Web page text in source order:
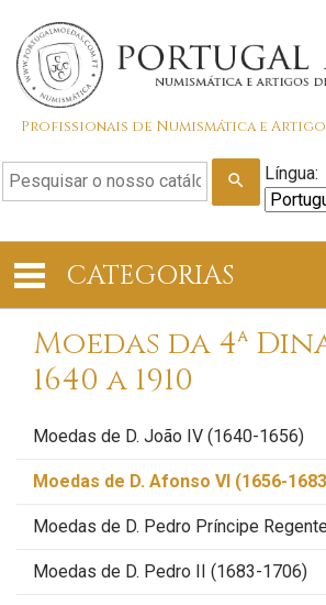
Profissionais de Numismática e
search Língua:
CATEGORIAS
Moedas da 4ª
1640 a 1910
Moedas de D. João IV (1640-1656)
Moedas de D. Afonso VI (1656-
Moedas de D. Pedro Príncipe
Moedas de D. Pedro II (1683-1706)